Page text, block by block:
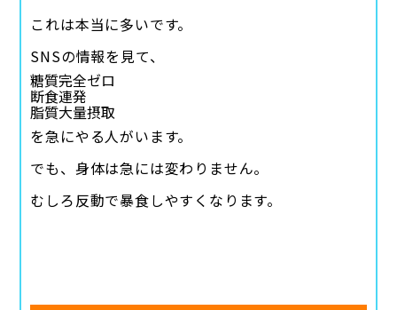
これは本当に多いです。
SNSの情報を見て、
糖質完全ゼロ
断食連発
脂質大量摂取
を急にやる人がいます。
でも、身体は急には変わりません。
むしろ反動で暴食しやすくなります。